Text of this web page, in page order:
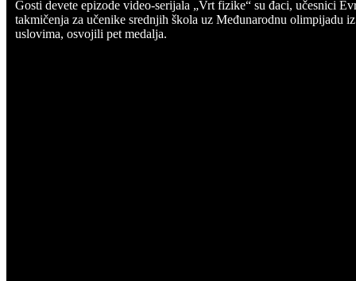
Gosti devete epizode video-serijala „Vrt fizike“ su đaci, učesnici
takmičenja za učenike srednjih škola uz Međunarodnu olimpijadu
uslovima, osvojili pet medalja.